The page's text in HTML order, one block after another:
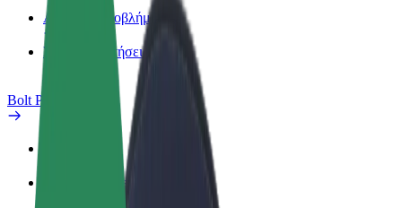
Αναφορά προβλήματος
Συχνές Ερωτήσεις
Bolt Plus
Πώς να συμμετάσχετε